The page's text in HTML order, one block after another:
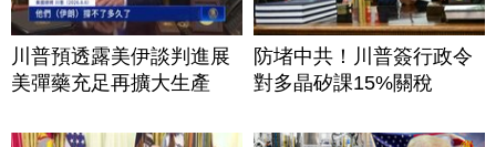
川普預透露美伊談判進展
美彈藥充足再擴大生產
防堵中共！川普簽行政令
對多晶矽課15%關稅